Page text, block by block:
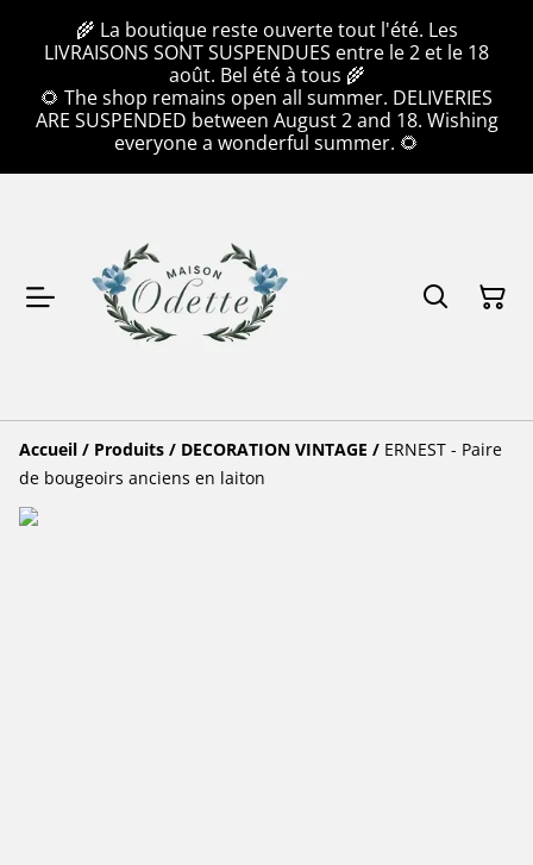
🌾 La boutique reste ouverte tout l'été. Les
LIVRAISONS SONT SUSPENDUES entre le 2 et le 18
août. Bel été à tous 🌾
🌻 The shop remains open all summer. DELIVERIES
ARE SUSPENDED between August 2 and 18. Wishing
everyone a wonderful summer. 🌻
Accueil / Produits / DECORATION VINTAGE / ERNEST - Paire
de bougeoirs anciens en laiton